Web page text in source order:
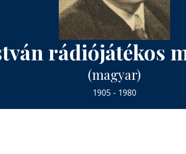
rádiójátékos
(magyar)
1905 - 1980